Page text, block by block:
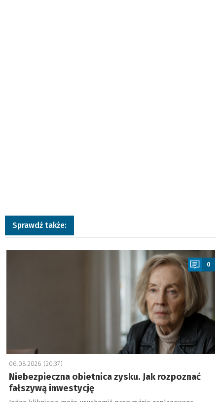
Sprawdź także:
a
0
06.08.2026 (20:37)
Niebezpieczna obietnica zysku. Jak rozpoznać
fałszywą inwestycję